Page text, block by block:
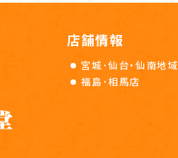
店舗情報
宮城･仙台・仙南地域
福島･相馬店